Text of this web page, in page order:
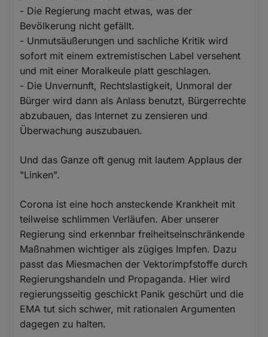
- Die Regierung macht etwas, was der
Bevölkerung nicht gefällt.
- Unmutsäußerungen und sachliche Kritik wird
sofort mit einem extremistischen Label versehent
und mit einer Moralkeule platt geschlagen.
- Die Unvernunft, Rechtslastigkeit, Unmoral der
Bürger wird dann als Anlass benutzt, Bürgerrechte
abzubauen, das Internet zu zensieren und
Überwachung auszubauen.
Und das Ganze oft genug mit lautem Applaus der
"Linken".
Corona ist eine hoch ansteckende Krankheit mit
teilweise schlimmen Verläufen. Aber unserer
Regierung sind erkennbar freiheitseinschränkende
Maßnahmen wichtiger als zügiges Impfen. Dazu
passt das Miesmachen der Vektorimpfstoffe durch
Regierungshandeln und Propaganda. Hier wird
regierungsseitig geschickt Panik geschürt und die
EMA tut sich schwer, mit rationalen Argumenten
dagegen zu halten.